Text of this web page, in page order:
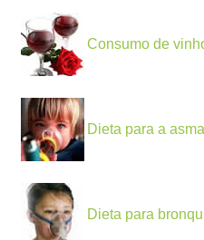
Consumo de
Dieta para a asma
Dieta para